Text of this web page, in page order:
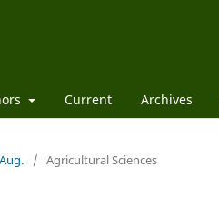
Current Archives
/ Agricultural Sciences